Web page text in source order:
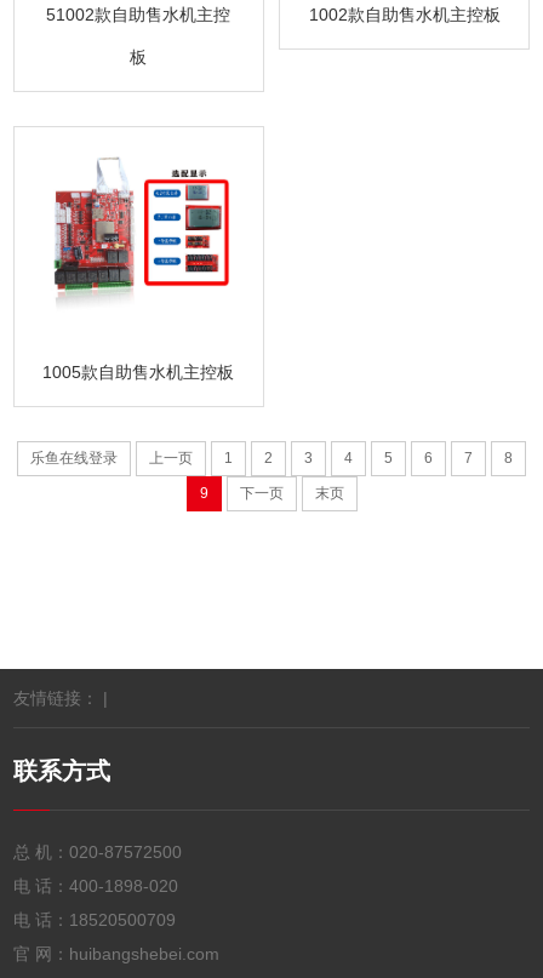
51002款自助售水机主控
板
1002款自助售水机主控板
1005款自助售水机主控板
乐鱼在线登录 上一页 1 2 3 4 5 6 7 8
9 下一页 末页
友情链接： |
联系方式
总 机：020-87572500
电 话：400-1898-020
电 话： 18520500709
官 网：huibangshebei.com